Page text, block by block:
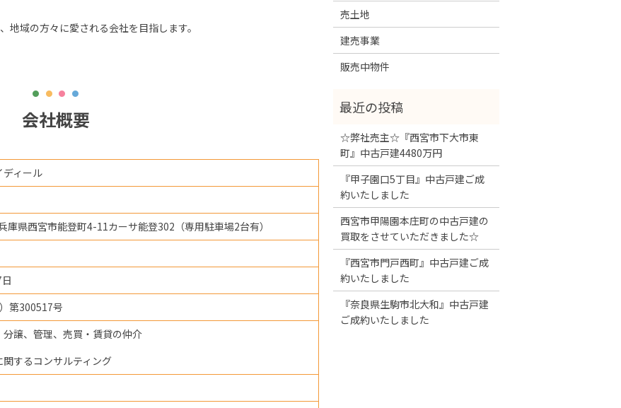
域の方々に愛される会社を目指します。
会社概要
ィール
県西宮市能登町4-11カーサ能登302（専用駐車場2台有）
第300517号
譲、管理、売買・賃貸の仲介
するコンサルティング
売土地
建売事業
販売中物件
☆弊社売主☆『西宮市下大市東
町』中古戸建4480万円
『甲子園口5丁目』中古戸建ご成
約いたしました
西宮市甲陽園本庄町の中古戸建の
買取をさせていただきました☆
『西宮市門戸西町』中古戸建ご成
約いたしました
『奈良県生駒市北大和』中古戸建
ご成約いたしました